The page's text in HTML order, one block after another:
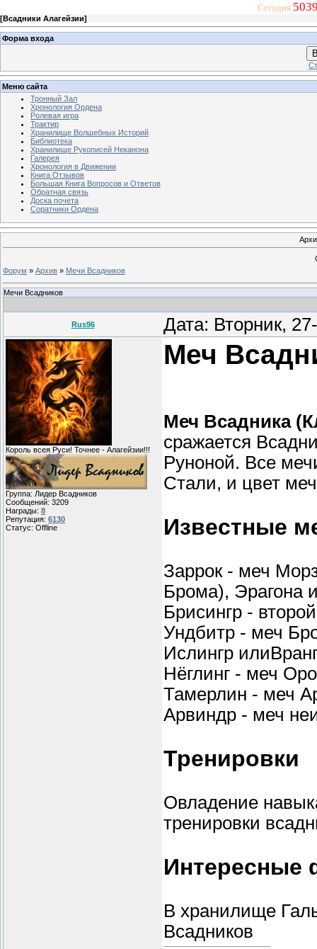
Сегодня
[Всадники Алагейзии]
Форма входа
Меню сайта
Тронный Зал
Хронология Ордена
Ролевая игра
Трактир
Хранилище Волшебных Историй
Библиотека
Хранилище Рукописей Неканона
Галерея
Хронология в Движении
Книга Отзывов
Большая Книга Вопросов и Ответов
Обратная связь
Доска почета
Соратники Ордена
Форум » Архив » Мечи Всадников
Мечи Всадников
Rus96 Дата: Вторник,
Король всея Руси! Точнее - Алагейзии!!!
Группа: Лидер Всадников
Сообщений: 3209
Награды: 8
Репутация: 6130
Статус: Offline
Меч
Меч Всадника
сражается
Руноной. Все
Стали, и цвет
Известные
Заррок - меч
Брома), Эрагона
Брисингр -
Ундбитр - меч
Ислингр
Нёглинг - меч
Тамерлин - меч
Арвиндр - меч
Тренировки
Овладение
тренировки
Интересные
В хранилище
Всадников